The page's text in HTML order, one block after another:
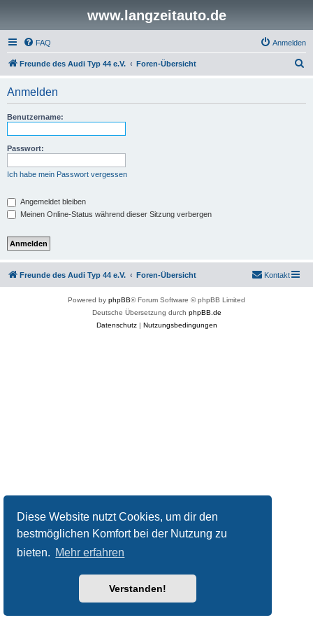
Diese Website nutzt Cookies, um dir den
bestmöglichen Komfort bei der Nutzung zu
bieten. Mehr erfahren
Verstanden!
www.langzeitauto.de
FAQ Anmelden
Freunde des Audi Typ 44 e.V. Foren-Übersicht
Anmelden
Benutzername:
Passwort:
Ich habe mein Passwort vergessen
Angemeldet bleiben
Meinen Online-Status während dieser Sitzung verbergen
Freunde des Audi Typ 44 e.V. Foren-Übersicht Kontakt
Powered by phpBB® Forum Software © phpBB Limited
Deutsche Übersetzung durch phpBB.de
Datenschutz| Nutzungsbedingungen